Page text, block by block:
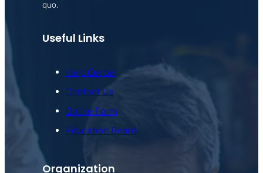
quo.
Useful Links
Help Center
Contact Us
Online Form
Education Board
Organization